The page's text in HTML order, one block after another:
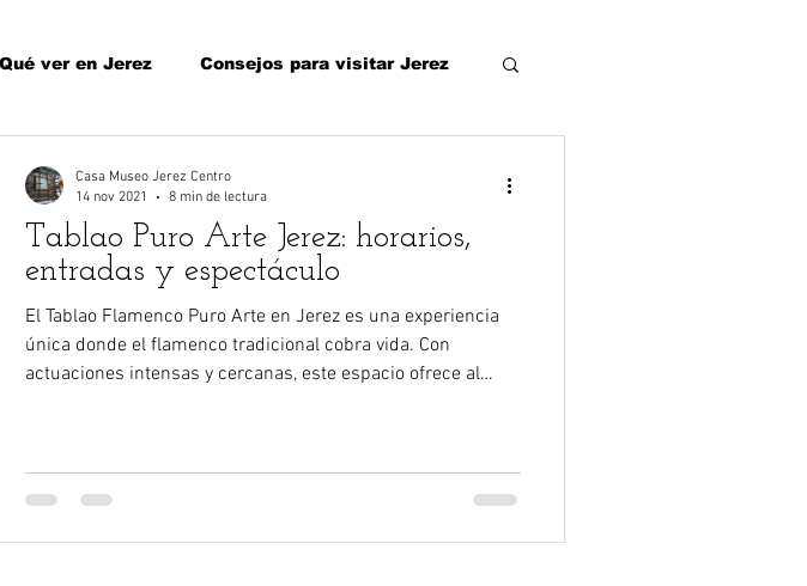
Qué ver en Jerez Consejos para visitar Jerez
Tablao Puro Arte Jerez: horarios,
entradas y espectáculo
El Tablao Flamenco Puro Arte en Jerez es una experiencia
única donde el flamenco tradicional cobra vida. Con
actuaciones intensas y cercanas, este espacio ofrece al
Casa Museo Jerez Centro
14 nov 2021
8 min de lectura